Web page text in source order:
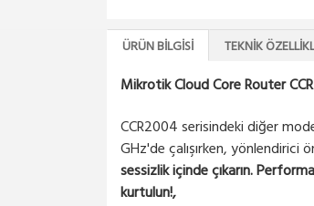
ÜRÜN BILGISI TEKNIK
Mikrotik Cloud Core Router
CCR2004 serisindeki diğer
GHz'de çalışırken, yönlendirici
sessizlik içinde çıkarın.
kurtulun!,